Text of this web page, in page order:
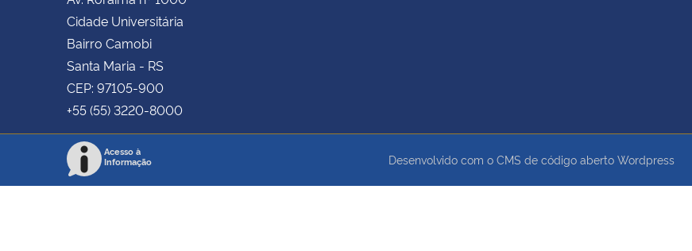
Cidade Universitária
Bairro Camobi
Santa Maria - RS
CEP: 97105-900
+55 (55) 3220-8000
Acesso à
Informação
Desenvolvido com o CMS de código aberto Wordpress